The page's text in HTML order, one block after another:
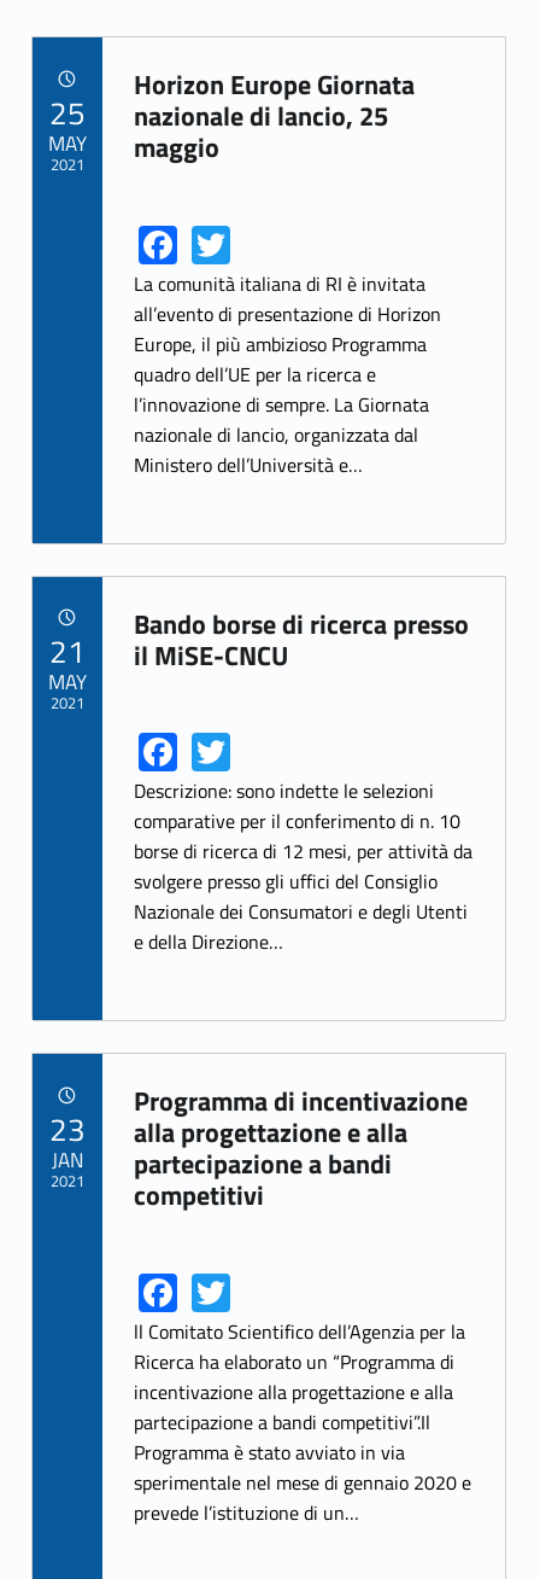
Link identifier archive #link-archive-46481
Horizon Europe Giornata
nazionale di lancio, 25
maggio
Link identifier share facebook archive #share-link-archive-57106Fa
ce
b
o
o
k
Link identifier share twitter archive #share-link-archive-99464T
w
itt
er
La comunità italiana di RI è invitata
all’evento di presentazione di Horizon
Europe, il più ambizioso Programma
quadro dell’UE per la ricerca e
l’innovazione di sempre. La Giornata
nazionale di lancio, organizzata dal
Ministero dell’Università e…
25
MAY
2021
Link identifier archive #link-archive-35086
Bando borse di ricerca presso
il MiSE-CNCU
Link identifier share facebook archive #share-link-archive-67410Fa
ce
b
o
o
k
Link identifier share twitter archive #share-link-archive-98018T
w
itt
er
Descrizione: sono indette le selezioni
comparative per il conferimento di n. 10
borse di ricerca di 12 mesi, per attività da
svolgere presso gli uffici del Consiglio
Nazionale dei Consumatori e degli Utenti
e della Direzione…
21
MAY
2021
Link identifier archive #link-archive-90315
Programma di incentivazione
alla progettazione e alla
partecipazione a bandi
competitivi
Link identifier share facebook archive #share-link-archive-26643Fa
ce
b
o
o
k
Link identifier share twitter archive #share-link-archive-93814T
w
itt
er
ll Comitato Scientifico dell’Agenzia per la
Ricerca ha elaborato un “Programma di
incentivazione alla progettazione e alla
partecipazione a bandi competitivi”.Il
Programma è stato avviato in via
sperimentale nel mese di gennaio 2020 e
prevede l’istituzione di un…
23
JAN
2021